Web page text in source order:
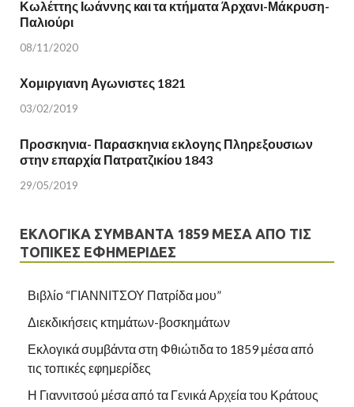
Κωλέττης Ιωάννης και τα κτήματα Άρχανι-Μάκρυση-
Παλιούρι
08/11/2020
Χομιργιανη Αγωνιστες 1821
03/02/2019
Προσκηνια- Παρασκηνια εκλογης Πληρεξουσιων
στην επαρχία Πατρατζικίου 1843
29/05/2019
ΕΚΛΟΓΙΚΆ ΣΥΜΒΆΝΤΑ 1859 ΜΈΣΑ ΑΠΌ ΤΙΣ
ΤΟΠΙΚΈΣ ΕΦΗΜΕΡΊΔΕΣ
Βιβλίο “ΓΙΑΝΝΙΤΣΟΥ Πατρίδα μου”
Διεκδικήσεις κτημάτων-βοσκημάτων
Εκλογικά συμβάντα στη Φθιώτιδα το 1859 μέσα από
τις τοπικές εφημερίδες
Η Γιαννιτσού μέσα από τα Γενικά Αρχεία του Κράτους